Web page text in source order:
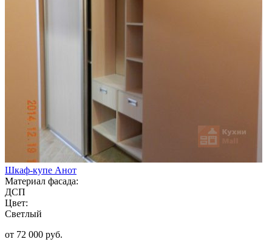
Шкаф-купе Анот
Материал фасада:
ДСП
Цвет:
Светлый
от 72 000 руб.